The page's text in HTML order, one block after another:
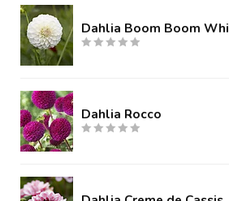
Dahlia Boom Boom
Dahlia Rocco